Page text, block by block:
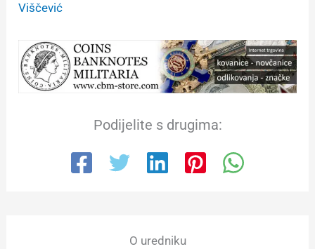
Viščević
Podijelite s drugima:
O uredniku